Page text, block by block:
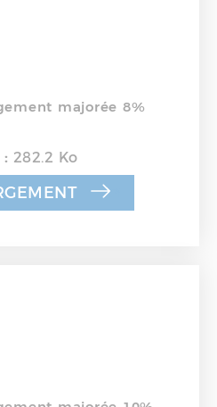
majorée 8%
: 282.2 Ko